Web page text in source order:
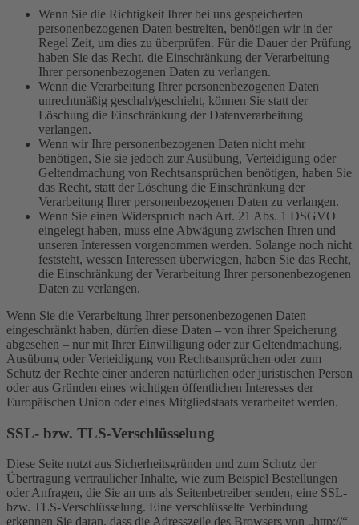
Wenn Sie die Richtigkeit Ihrer bei uns gespeicherten
personenbezogenen Daten bestreiten, benötigen wir in der
Regel Zeit, um dies zu überprüfen. Für die Dauer der Prüfung
haben Sie das Recht, die Einschränkung der Verarbeitung
Ihrer personenbezogenen Daten zu verlangen.
Wenn die Verarbeitung Ihrer personenbezogenen Daten
unrechtmäßig geschah/geschieht, können Sie statt der
Löschung die Einschränkung der Datenverarbeitung
verlangen.
Wenn wir Ihre personenbezogenen Daten nicht mehr
benötigen, Sie sie jedoch zur Ausübung, Verteidigung oder
Geltendmachung von Rechtsansprüchen benötigen, haben Sie
das Recht, statt der Löschung die Einschränkung der
Verarbeitung Ihrer personenbezogenen Daten zu verlangen.
Wenn Sie einen Widerspruch nach Art. 21 Abs. 1 DSGVO
eingelegt haben, muss eine Abwägung zwischen Ihren und
unseren Interessen vorgenommen werden. Solange noch nicht
feststeht, wessen Interessen überwiegen, haben Sie das Recht,
die Einschränkung der Verarbeitung Ihrer personenbezogenen
Daten zu verlangen.
Wenn Sie die Verarbeitung Ihrer personenbezogenen Daten
eingeschränkt haben, dürfen diese Daten – von ihrer Speicherung
abgesehen – nur mit Ihrer Einwilligung oder zur Geltendmachung,
Ausübung oder Verteidigung von Rechtsansprüchen oder zum
Schutz der Rechte einer anderen natürlichen oder juristischen Person
oder aus Gründen eines wichtigen öffentlichen Interesses der
Europäischen Union oder eines Mitgliedstaats verarbeitet werden.
SSL- bzw. TLS-Verschlüsselung
Diese Seite nutzt aus Sicherheitsgründen und zum Schutz der
Übertragung vertraulicher Inhalte, wie zum Beispiel Bestellungen
oder Anfragen, die Sie an uns als Seitenbetreiber senden, eine SSL-
bzw. TLS-Verschlüsselung. Eine verschlüsselte Verbindung
erkennen Sie daran, dass die Adresszeile des Browsers von „http://“